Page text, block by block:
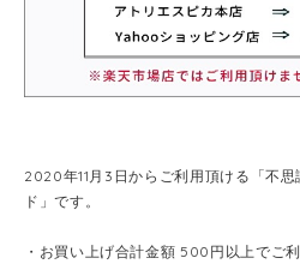
2020年11月3日からご利用頂ける「不
ド」です。
・お買い上げ合計金額 500円以上でご利